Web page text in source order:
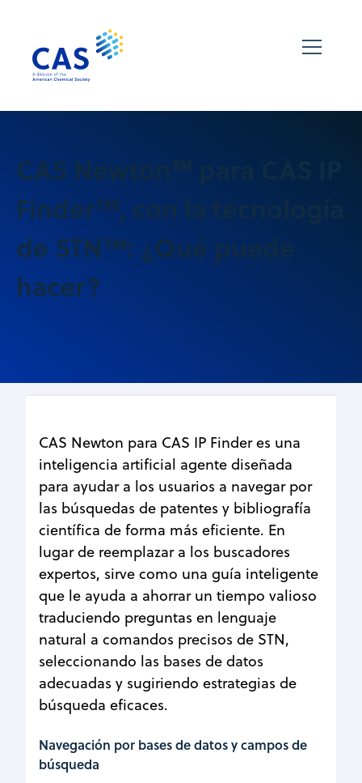
CAS Newton℠ para CAS IP
Finder™, con la tecnología
de STN™: ¿Qué puede
hacer?
CAS Newton para CAS IP Finder es una
inteligencia artificial agente diseñada
para ayudar a los usuarios a navegar por
las búsquedas de patentes y bibliografía
científica de forma más eficiente. En
lugar de reemplazar a los buscadores
expertos, sirve como una guía inteligente
que le ayuda a ahorrar un tiempo valioso
traduciendo preguntas en lenguaje
natural a comandos precisos de STN,
seleccionando las bases de datos
adecuadas y sugiriendo estrategias de
búsqueda eficaces.
Navegación por bases de datos y campos de
búsqueda